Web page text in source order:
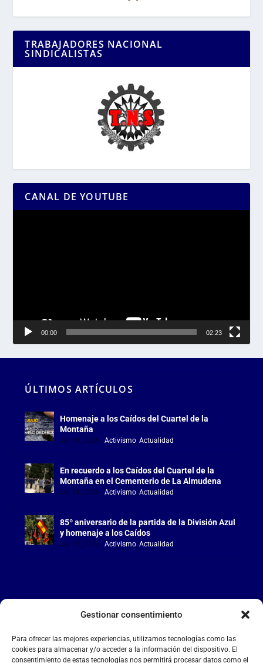
Gestionar consentimiento
Para ofrecer las mejores experiencias, utilizamos tecnologías como las
cookies para almacenar y/o acceder a la información del dispositivo. El
consentimiento de estas tecnologías nos permitirá procesar datos como el
TRABAJADORES NACIONAL
SINDICALISTAS
CANAL DE YOUTUBE
00:00 02:23
ÚLTIMOS ARTÍCULOS
Homenaje a los Caídos del Cuartel de la
Montaña
Jul 18, 2026 |Activismo,Actualidad
En recuerdo a los Caídos del Cuartel de la
Montaña en el Cementerio de La Almudena
Jul 18, 2026 |Activismo,Actualidad
85º aniversario de la partida de la División Azul
y homenaje a los Caídos
Jul 15, 2026 |Activismo,Actualidad
LA FALANGE
Reproductor
de